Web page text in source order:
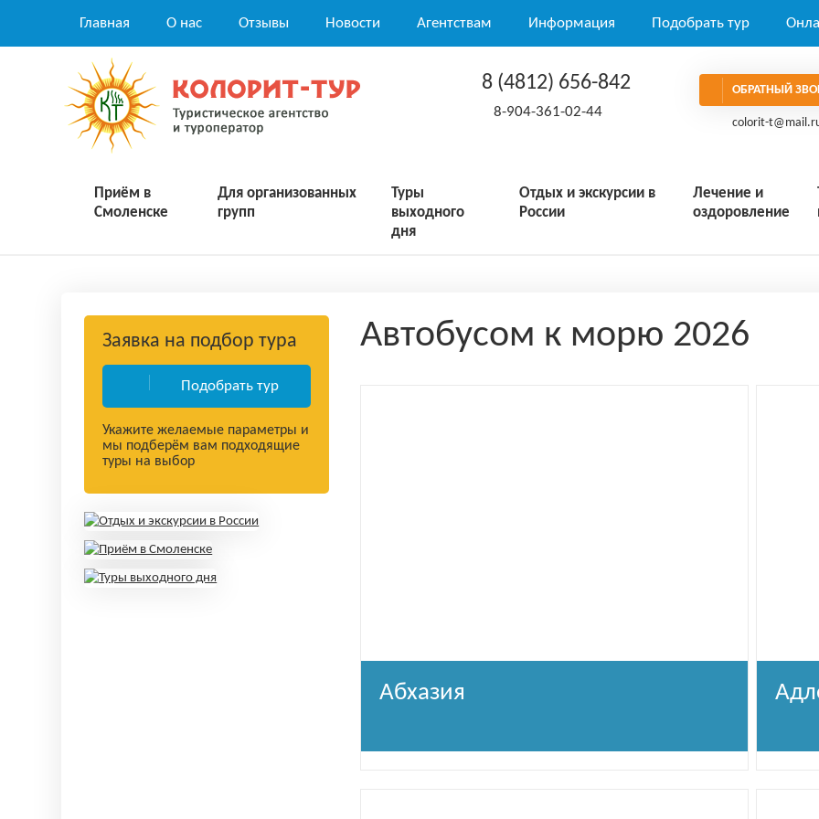
Главная О нас Отзывы Новости Агентствам Информация Подобрать тур
ОБРАТНЫЙ
colorit-
8 (4812) 656-842
8-904-361-02-44
Приём в
Смоленске
Для организованных
групп
Туры
выходного
дня
Отдых и экскурсии в
России
Лечение и
оздоровление
Автобусом к морю 2026
Абхазия
Заявка на подбор тура
Подобрать тур
Укажите желаемые параметры и
мы подберём вам подходящие
туры на выбор